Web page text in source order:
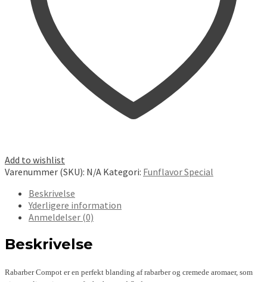
Add to wishlist
Varenummer (SKU): N/A Kategori: Funflavor Special
Beskrivelse
Yderligere information
Anmeldelser (0)
Beskrivelse
Rabarber Compot er en perfekt blanding af rabarber og cremede aromaer, som